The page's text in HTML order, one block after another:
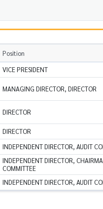
Position
VICE PRESIDENT
MANAGING DIRECTOR, DIRECTOR
DIRECTOR
DIRECTOR
INDEPENDENT DIRECTOR, AUDIT
INDEPENDENT DIRECTOR,
COMMITTEE
INDEPENDENT DIRECTOR, AUDIT